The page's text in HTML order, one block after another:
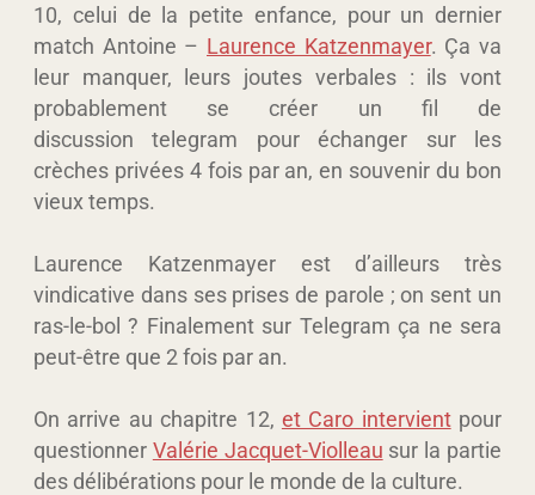
10, celui de la petite enfance, pour un dernier
match Antoine – Laurence Katzenmayer. Ça va
leur manquer, leurs joutes verbales : ils vont
probablement se créer un fil de
discussion telegram pour échanger sur les
crèches privées 4 fois par an, en souvenir du bon
vieux temps.
Laurence Katzenmayer est d’ailleurs très
vindicative dans ses prises de parole ; on sent un
ras-le-bol ? Finalement sur Telegram ça ne sera
peut-être que 2 fois par an.
On arrive au chapitre 12, et Caro intervientpour
questionner Valérie Jacquet-Violleau sur la partie
des délibérations pour le monde de la culture.